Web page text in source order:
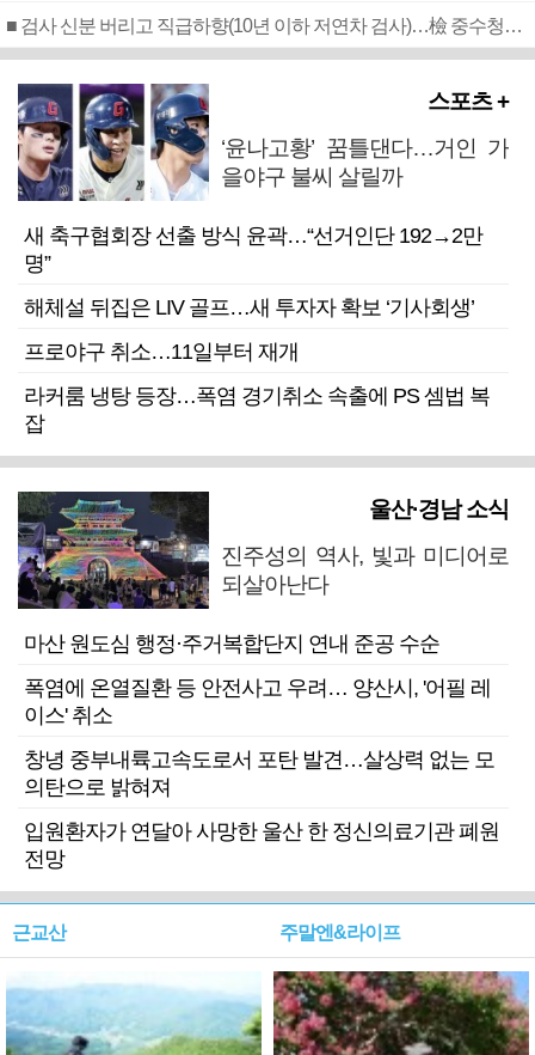
■ 검사 신분 버리고 직급하향(10년 이하 저연차 검사)…檢 중수청행 기피
스포츠 +
‘윤나고황’ 꿈틀댄다…거인 가
을야구 불씨 살릴까
새 축구협회장 선출 방식 윤곽…“선거인단 192→2만
명”
해체설 뒤집은 LIV 골프…새 투자자 확보 ‘기사회생’
프로야구 취소…11일부터 재개
라커룸 냉탕 등장…폭염 경기취소 속출에 PS 셈법 복
잡
울산·경남 소식
진주성의 역사, 빛과 미디어로
되살아난다
마산 원도심 행정·주거복합단지 연내 준공 수순
폭염에 온열질환 등 안전사고 우려… 양산시, '어필 레
이스' 취소
창녕 중부내륙고속도로서 포탄 발견…살상력 없는 모
의탄으로 밝혀져
입원환자가 연달아 사망한 울산 한 정신의료기관 폐원
전망
근교산 주말엔&라이프